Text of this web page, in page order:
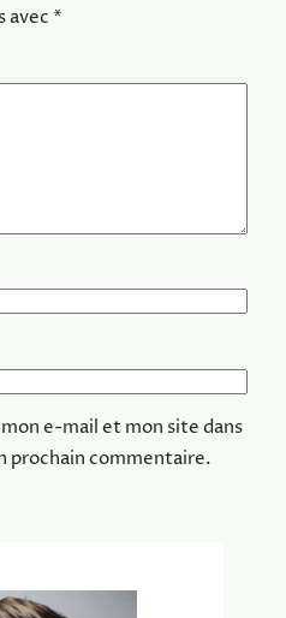
avec*
e-mail et mon site dans
prochain commentaire.